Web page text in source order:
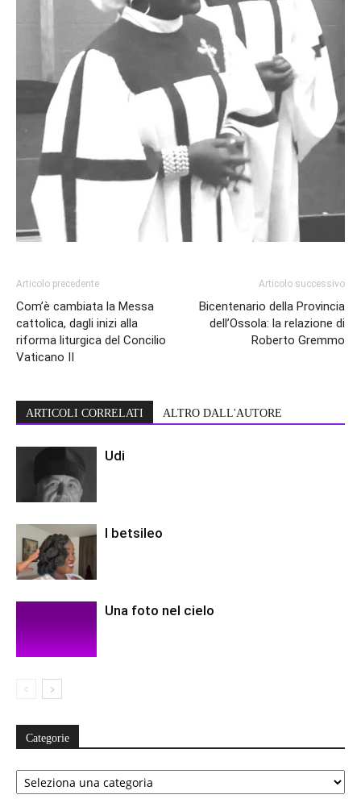
Articolo precedente
Com’è cambiata la Messa
cattolica, dagli inizi alla
riforma liturgica del Concilio
Vaticano II
Articolo successivo
Bicentenario della Provincia
dell’Ossola: la relazione di
Roberto Gremmo
ARTICOLI CORRELATI ALTRO DALL'AUTORE
Udi
I betsileo
Una foto nel cielo
Categorie
Categorie